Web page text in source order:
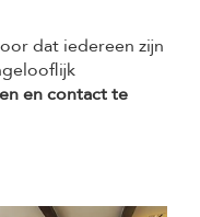
dat iedereen zijn
en contact te